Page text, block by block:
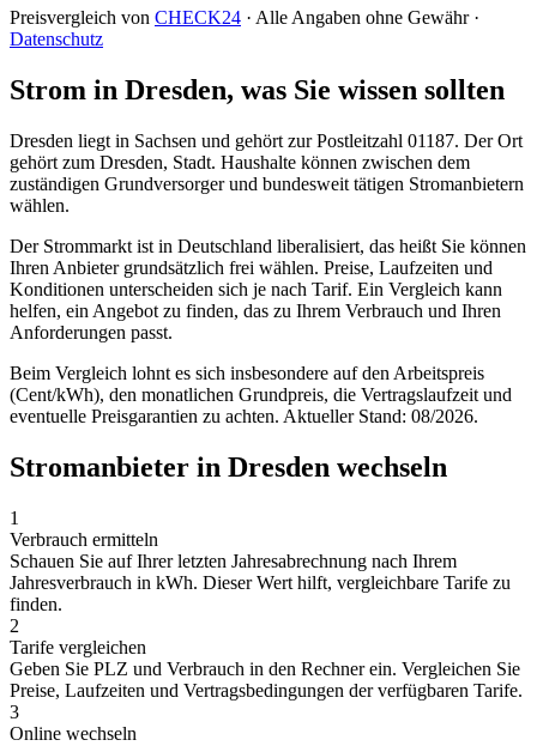
Preisvergleich von CHECK24 · Alle Angaben ohne Gewähr ·
Datenschutz
Strom in Dresden, was Sie wissen sollten
Dresden liegt in Sachsen und gehört zur Postleitzahl 01187. Der Ort
gehört zum Dresden, Stadt. Haushalte können zwischen dem
zuständigen Grundversorger und bundesweit tätigen Stromanbietern
wählen.
Der Strommarkt ist in Deutschland liberalisiert, das heißt Sie können
Ihren Anbieter grundsätzlich frei wählen. Preise, Laufzeiten und
Konditionen unterscheiden sich je nach Tarif. Ein Vergleich kann
helfen, ein Angebot zu finden, das zu Ihrem Verbrauch und Ihren
Anforderungen passt.
Beim Vergleich lohnt es sich insbesondere auf den Arbeitspreis
(Cent/kWh), den monatlichen Grundpreis, die Vertragslaufzeit und
eventuelle Preisgarantien zu achten. Aktueller Stand: 08/2026.
Stromanbieter in Dresden wechseln
1
Verbrauch ermitteln
Schauen Sie auf Ihrer letzten Jahresabrechnung nach Ihrem
Jahresverbrauch in kWh. Dieser Wert hilft, vergleichbare Tarife zu
finden.
2
Tarife vergleichen
Geben Sie PLZ und Verbrauch in den Rechner ein. Vergleichen Sie
Preise, Laufzeiten und Vertragsbedingungen der verfügbaren Tarife.
3
Online wechseln